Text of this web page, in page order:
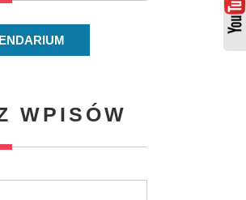
WPISÓW